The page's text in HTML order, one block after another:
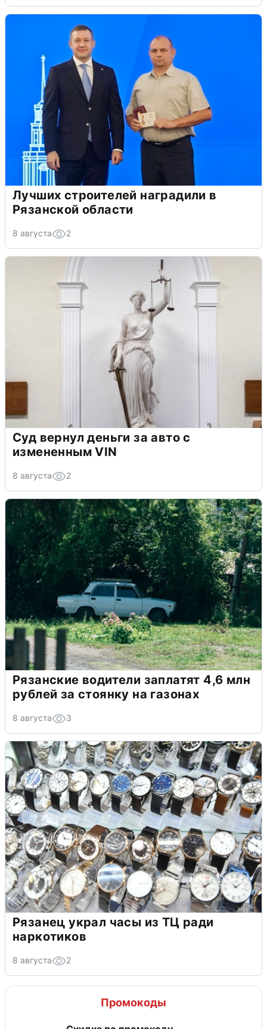
Лучших строителей наградили в
Рязанской области
8 августа 2
Суд вернул деньги за авто с
измененным VIN
8 августа 2
Рязанские водители заплатят 4,6 млн
рублей за стоянку на газонах
8 августа 3
Рязанец украл часы из ТЦ ради
наркотиков
8 августа 2
Промокоды